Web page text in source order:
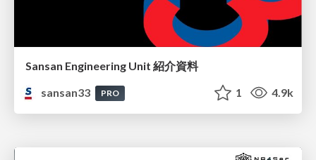
Sansan Engineering Unit 紹介資料
sansan33
PRO 1 4.9k